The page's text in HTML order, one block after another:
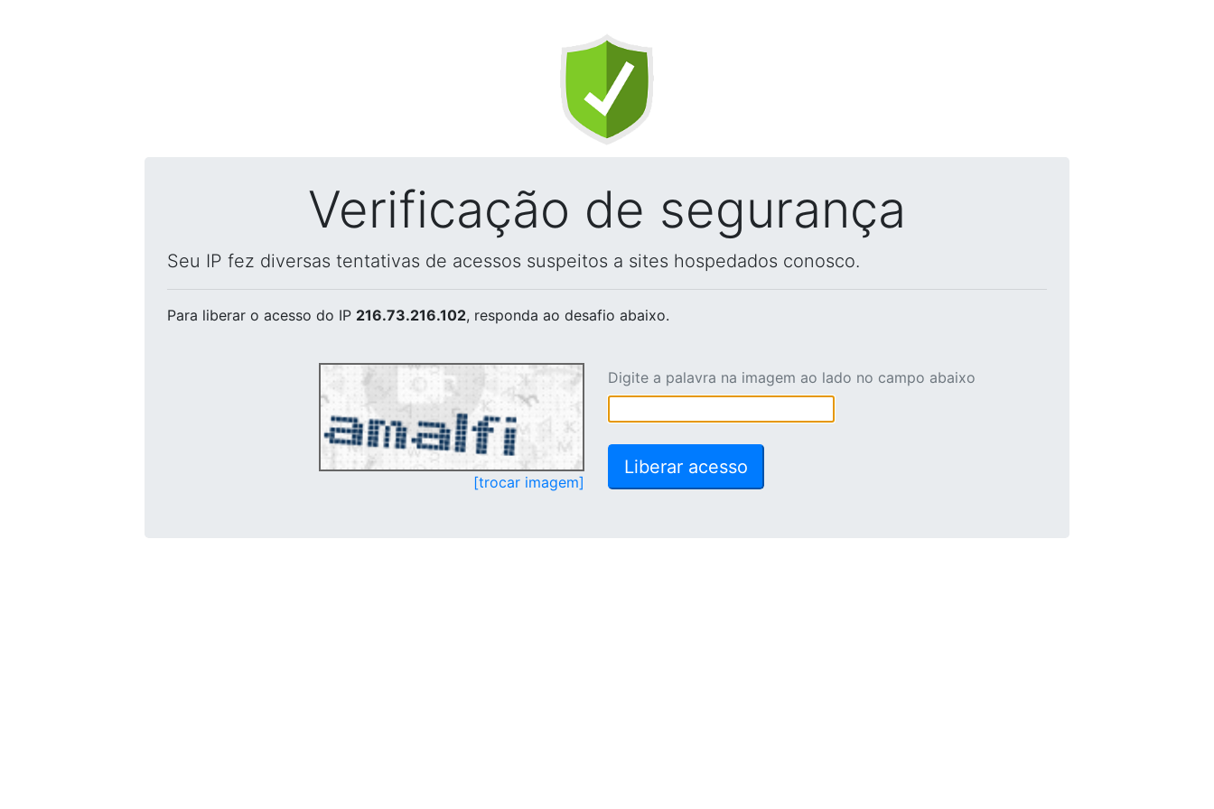
Verificação de segurança
Seu IP fez diversas tentativas de acessos suspeitos a sites hospedados conosco.
Para liberar o acesso do IP 216.73.216.102, responda ao desafio abaixo.
[trocar imagem]
Digite a palavra na imagem ao lado no campo abaixo